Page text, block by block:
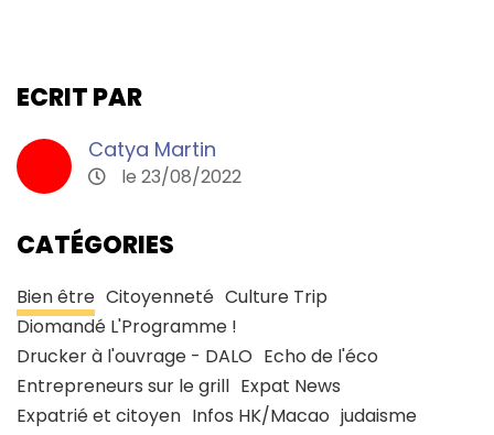
ECRIT PAR
Catya Martin
le 23/08/2022
CATÉGORIES
Bien être Citoyenneté Culture Trip
Diomandé L'Programme !
Drucker à l'ouvrage - DALO Echo de l'éco
Entrepreneurs sur le grill Expat News
Expatrié et citoyen Infos HK/Macao judaisme